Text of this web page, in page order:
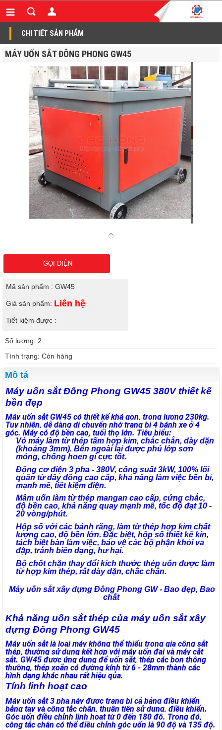
CHI TIẾT SẢN PHẨM
MÁY UỐN SẮT ĐÔNG PHONG GW45
GỌI ĐIỆN
Mã sản phẩm : GW45
Giá sản phẩm: Liên hệ
Tiết kiệm được :
Số lượng: 2
Tình trạng: Còn hàng
Mô tả
Máy uốn sắt Đông Phong GW45 380V thiết kế
bền đẹp
Máy uốn sắt GW45 có thiết kế khá gọn, trọng lượng 230kg.
Tuy nhiên, dễ dàng di chuyển nhờ trang bị 4 bánh xe ở 4
góc. Máy có độ bền cao, tuổi thọ lớn. Tiêu biểu:
Vỏ máy làm từ thép tấm hợp kim, chắc chắn, dày dặn
(khoảng 3mm). Bên ngoài lại được phủ lớp sơn
mỏng, chống hoen gỉ cực tốt.
Động cơ điện 3 pha - 380V, công suất 3kW, 100% lõi
quấn từ dây đồng cao cấp, khả năng làm việc bền bỉ,
mạnh mẽ, tiết kiệm điện.
Mâm uốn làm từ thép mangan cao cấp, cứng chắc,
độ bền cao, khả năng quay mạnh mẽ, tốc độ đạt 10 -
20 vòng/phút.
Hộp số với các bánh răng, làm từ thép hợp kim chất
lượng cao, độ bền lớn. Đặc biệt, hộp số thiết kế kín,
tách biệt bàn làm việc, bảo vệ các bộ phận khỏi va
đập, tránh biến dạng, hư hại.
Bộ chốt chặn thay đổi kích thước thép uốn được làm
từ hợp kim thép, rất dày dặn, chắc chắn.
Máy uốn sắt xây dựng Đông Phong GW - Bao đẹp, Bao
chất
Khả năng uốn sắt thép của máy uốn sắt xây
dựng Đông Phong GW45
Máy uốn sắt là loại máy không thể thiếu trong gia công sắt
thép, thường sử dụng kết hợp với máy uốn đai và máy cắt
sắt. GW45 được ứng dụng để uốn sắt, thép các bon thông
thường, thép xoắn có đường kính từ 6 - 28mm thành các
hình dạng khác nhau rất hiệu qủa.
Tính linh hoạt cao
Máy uốn sắt 3 pha này được trang bị cả bảng điều khiển
bằng tay và công tắc chân, thuận tiện sử dụng, điều khiển.
Góc uốn điều chỉnh linh hoạt từ 0 đến 180 độ. Trong đó,
công tắc chân có thể điều chỉnh góc uốn là 90 độ và 135 độ.